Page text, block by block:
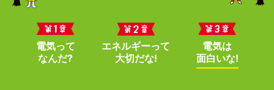
電気って
なんだ?
エネルギーって
大切だな!
電気は
面白いな!